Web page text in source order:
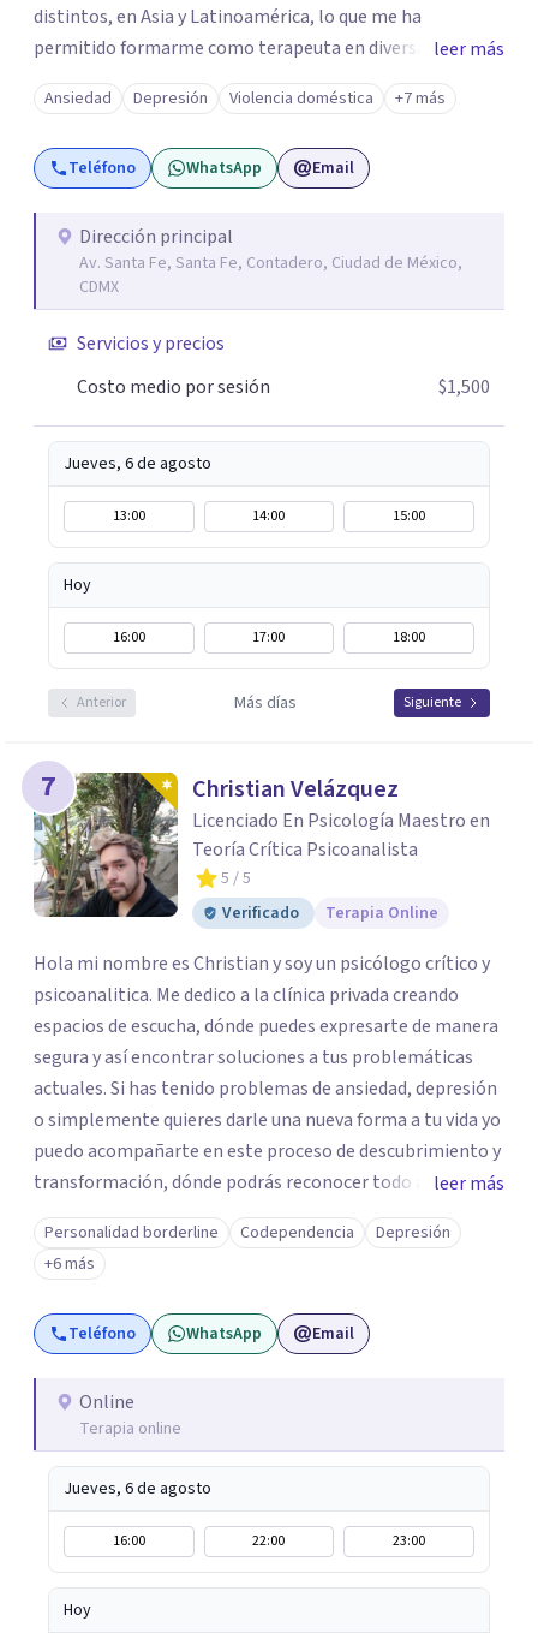
distintos, en Asia y Latinoamérica, lo que me ha
permitido formarme como terapeuta en diversas
técnicas e idiomas y trabajar con personas de un amplio
espectro de culturas, historias y profesiones. Al ser
promotora de Mindfulness como habilitador para una
vida más satisfactoria, mi proceso de psicoterapia se
para explorar tus procesos mentales y emocionales con
mayor claridad, perspectiva y amabilidad.
leer más
Ansiedad Depresión Violencia doméstica +7 más
Teléfono WhatsApp Email
Dirección principal
Av. Santa Fe, Santa Fe, Contadero, Ciudad de México,
CDMX
Servicios y precios
Costo medio por sesión
$1,500
Jueves, 6 de agosto
13:00 14:00 15:00
Hoy
16:00 17:00 18:00
Anterior Más días Siguiente
7 Christian Velázquez
Licenciado En Psicología Maestro en
Teoría Crítica Psicoanalista
5 / 5
Verificado
Terapia Online
Hola mi nombre es Christian y soy un psicólogo crítico y
psicoanalitica. Me dedico a la clínica privada creando
espacios de escucha, dónde puedes expresarte de manera
segura y así encontrar soluciones a tus problemáticas
actuales. Si has tenido problemas de ansiedad, depresión
o simplemente quieres darle una nueva forma a tu vida yo
puedo acompañarte en este proceso de descubrimiento y
transformación, dónde podrás reconocer todo aquello
que te ha aqueja. Así que si buscas un espacio de compañía
seguro respetuoso y fraternal yo puedo acompañarte.
leer más
Personalidad borderline Codependencia
Depresión
+6 más
Teléfono WhatsApp Email
Online
Terapia online
Jueves, 6 de agosto
16:00 22:00 23:00
Hoy